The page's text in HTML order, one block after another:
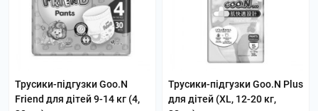
Трусики-підгузки Goo.N
Friend для дітей 9-14 кг (4,
Трусики-підгузки Goo.N Plus
для дітей (XL, 12-20 кг,